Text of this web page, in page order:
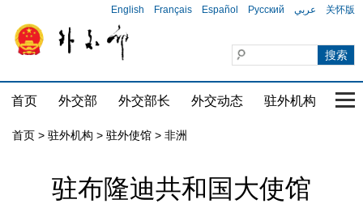
English Français Español Русский عربي 关怀版
首页 外交部 外交部长 外交动态 驻外机构 国
首页 > 驻外机构 > 驻外使馆 > 非洲
驻布隆迪共和国大使馆